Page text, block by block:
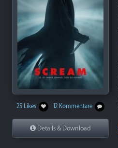
25 Likes 12 Kommentare
Details & Download